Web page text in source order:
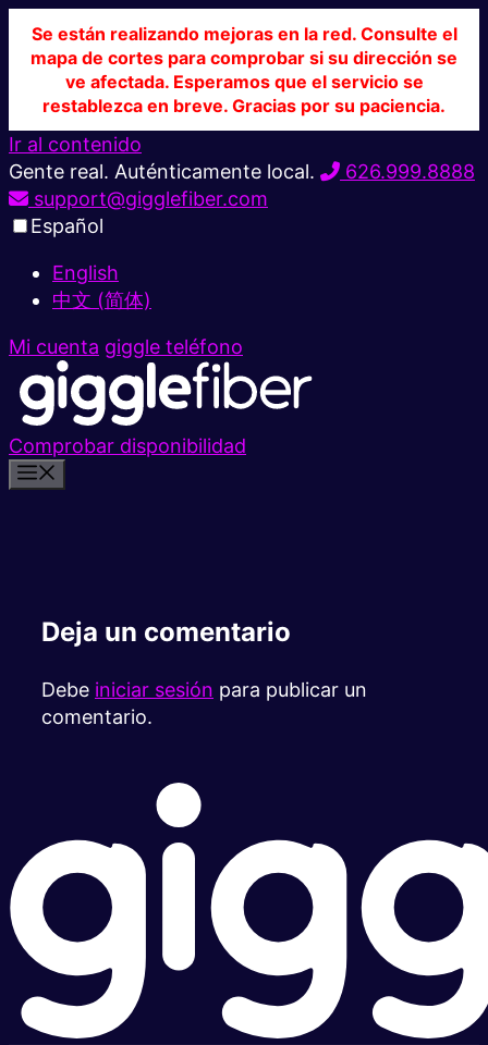
Se están realizando mejoras en la red. Consulte el
mapa de cortes para comprobar si su dirección se
ve afectada. Esperamos que el servicio se
restablezca en breve. Gracias por su paciencia.
Ir al contenido
Gente real. Auténticamente local.
626.999.8888
support@gigglefiber.com
Español
English
中文 (简体)
Mi cuenta giggle teléfono
Comprobar disponibilidad
Deja un comentario
Debe iniciar sesión para publicar un
comentario.